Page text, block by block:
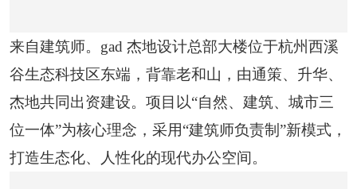
来自建筑师。gad 杰地设计总部大楼位于杭州西溪
谷生态科技区东端，背靠老和山，由通策、升华、
杰地共同出资建设。项目以“自然、建筑、城市三
位一体”为核心理念，采用“建筑师负责制”新模式，
打造生态化、人性化的现代办公空间。